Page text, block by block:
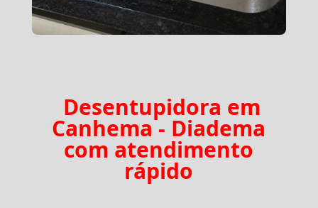
Desentupidora em
Canhema - Diadema
com atendimento
rápido